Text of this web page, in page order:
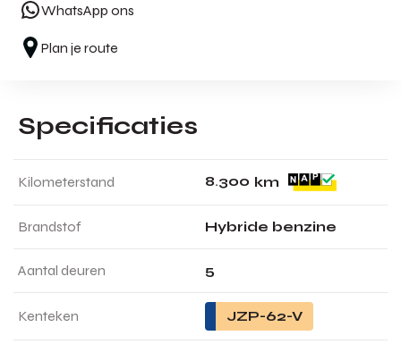
WhatsApp ons
Plan je route
Specificaties
Kilometerstand 8.300 km
Brandstof Hybride benzine
Aantal deuren 5
Kenteken JZP-62-V